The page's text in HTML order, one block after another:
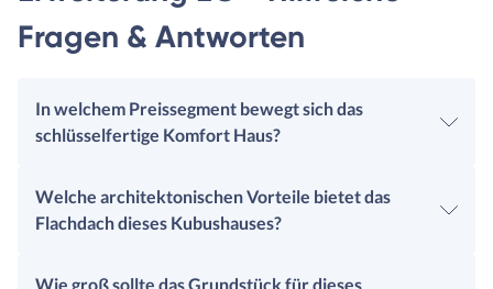
Fragen & Antworten
In welchem Preissegment bewegt sich das
schlüsselfertige Komfort Haus?
Welche architektonischen Vorteile bietet das
Flachdach dieses Kubushauses?
Wie groß sollte das Grundstück für dieses